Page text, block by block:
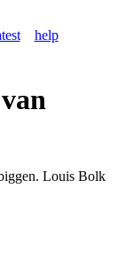
help
Louis Bolk